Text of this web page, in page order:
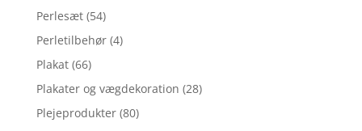
Perlesæt (54)
Perletilbehør (4)
Plakat (66)
Plakater og vægdekoration (28)
Plejeprodukter (80)